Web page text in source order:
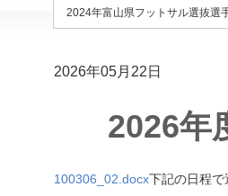
2024年富山県フットサル選抜選
2026年05月22日
2026年
100306_02.docx下記の日程で